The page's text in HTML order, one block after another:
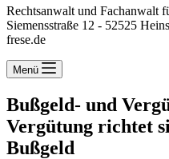
Rechtsanwalt und Fachanwalt
Siemensstraße 12 - 52525
frese.de
Menü
Bußgeld- und
Vergütung richtet
Bußgeld